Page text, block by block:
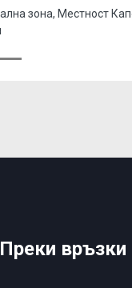
зона, Местност
Преки връзки